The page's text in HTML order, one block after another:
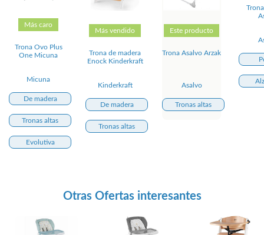
Más caro
Trona Ovo Plus
One Micuna
Micuna
De madera
Tronas altas
Evolutiva
Más vendido
Trona de madera
Enock Kinderkraft
Kinderkraft
De madera
Tronas altas
Este producto
Trona Asalvo Arzak
Asalvo
Tronas altas
Otras Ofertas interesantes